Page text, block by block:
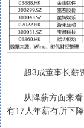
超3成董事长薪
从降薪方面来看
有17人年薪有所下降